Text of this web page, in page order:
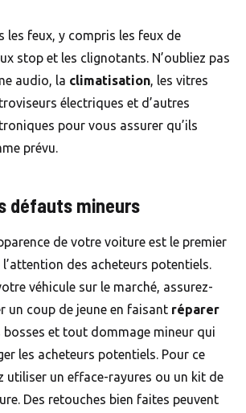
les feux, y compris les feux de
stop et les clignotants. N’oubliez pas
audio, la climatisation, les vitres
électriques et d’autres
pour vous assurer qu’ils
prévu.
défauts mineurs
de votre voiture est le premier
des acheteurs potentiels.
véhicule sur le marché, assurez-
un coup de jeune en faisant réparer
bosses et tout dommage mineur qui
les acheteurs potentiels. Pour ce
utiliser un efface-rayures ou un kit de
. Des retouches bien faites peuvent